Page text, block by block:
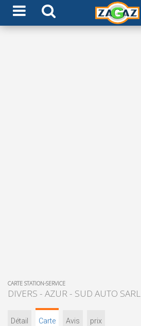
CARTE STATION-SERVICE
DIVERS - AZUR - SUD AUTO SARL
Détail Carte Avis prix